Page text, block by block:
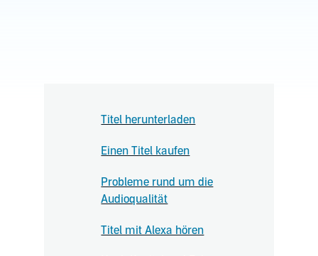
Titel herunterladen
Einen Titel kaufen
Probleme rund um die
Audioqualität
Titel mit Alexa hören